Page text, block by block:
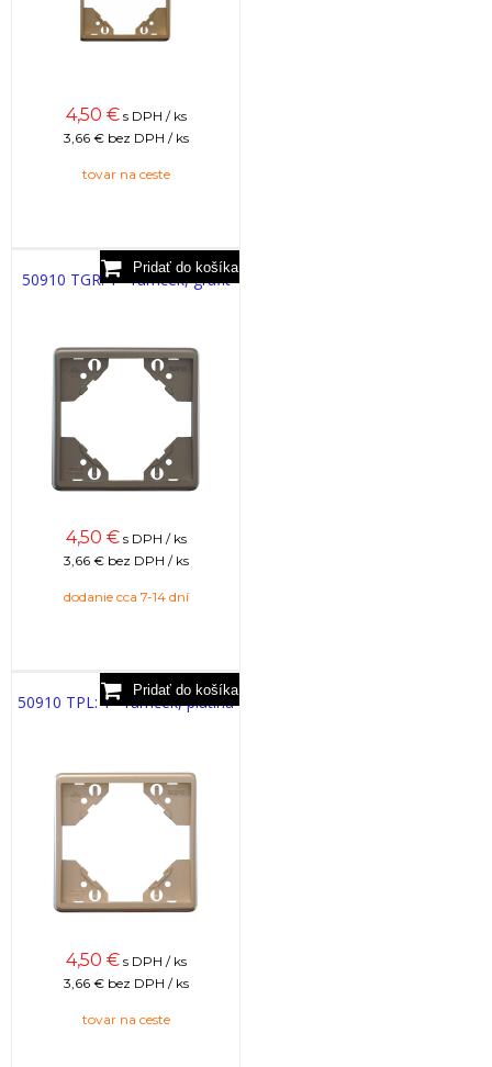
4,50 € s DPH / ks
3,66 € bez DPH / ks
tovar na ceste
50910 TGR: 1 - rámček, grafit
4,50 € s DPH / ks
3,66 € bez DPH / ks
dodanie cca 7-14 dní
50910 TPL: 1 - rámček, platina
4,50 € s DPH / ks
3,66 € bez DPH / ks
tovar na ceste